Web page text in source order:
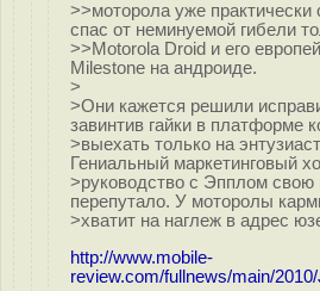
>>моторола уже практически
спас от неминуемой гибели
>>Motorola Droid и его
Milestone на андроиде.
>
>Они кажется решили
завинтив гайки в платформе
>выехать только на
Гениальный маркетинговый
>руководство с Эпплом свою
перепутало. У моторолы
>хватит на наглеж в адрес
http://www.mobile-
review.com/fullnews/main/